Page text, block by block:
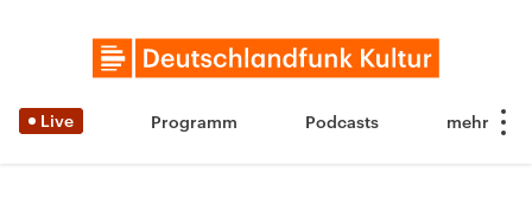
Live Programm Podcasts